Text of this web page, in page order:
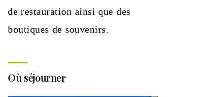
de restauration ainsi que des
boutiques de souvenirs.
Où séjourner